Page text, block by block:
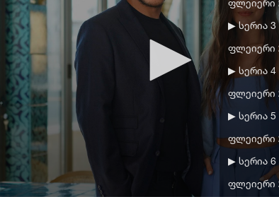
ფლეიერი
▶ სერია 3
ფლეიერი
▶ სერია 4
ფლეიერი
▶ სერია 5
ფლეიერი
▶ სერია 6
ფლეიერი